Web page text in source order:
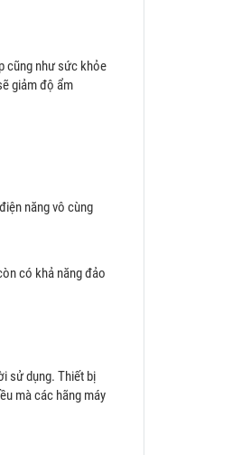
cũng như sức khỏe
giảm độ ẩm
năng vô cùng
có khả năng đảo
sử dụng. Thiết bị
mà các hãng máy